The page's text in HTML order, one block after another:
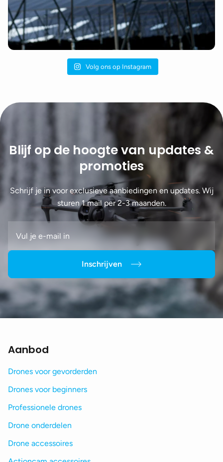
Volg ons op Instagram
Blijf op de hoogte van updates &
promoties
Schrijf je in voor exclusieve aanbiedingen en updates. Wij
sturen 1 mail per 2-3 maanden.
Inschrijven
Aanbod
Drones voor gevorderden
Drones voor beginners
Professionele drones
Drone onderdelen
Drone accessoires